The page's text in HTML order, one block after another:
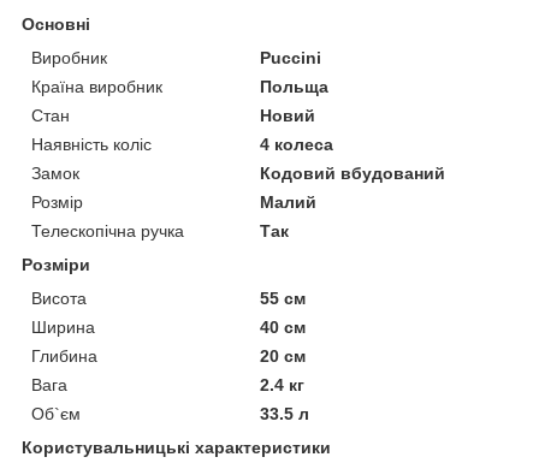
Основні
Виробник
Puccini
Країна виробник
Польща
Стан
Новий
Наявність коліс
4 колеса
Замок
Кодовий вбудований
Розмір
Малий
Телескопічна ручка
Так
Розміри
Висота
55 см
Ширина
40 см
Глибина
20 см
Вага
2.4 кг
Об`єм
33.5 л
Користувальницькі характеристики